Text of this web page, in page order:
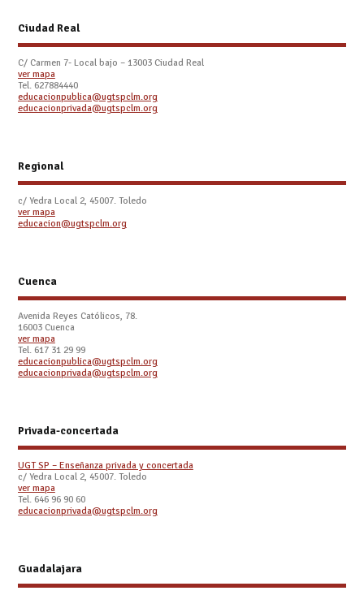
Ciudad Real
C/ Carmen 7- Local bajo – 13003 Ciudad Real
ver mapa
Tel. 627884440
educacionpublica@ugtspclm.org
educacionprivada@ugtspclm.org
Regional
c/ Yedra Local 2, 45007. Toledo
ver mapa
educacion@ugtspclm.org
Cuenca
Avenida Reyes Católicos, 78.
16003 Cuenca
ver mapa
Tel. 617 31 29 99
educacionpublica@ugtspclm.org
educacionprivada@ugtspclm.org
Privada-concertada
UGT SP – Enseñanza privada y concertada
c/ Yedra Local 2, 45007. Toledo
ver mapa
Tel. 646 96 90 60
educacionprivada@ugtspclm.org
Guadalajara